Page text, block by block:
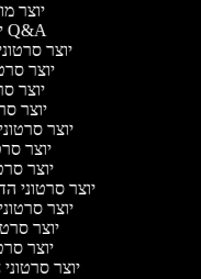
יוצר
יוצר סרטוני Q&A
יוצר
יוצר
יוצר
יוצר
יוצר
יוצר
יוצר
יוצר סרטוני
יוצר
יוצר
יוצר
יוצר